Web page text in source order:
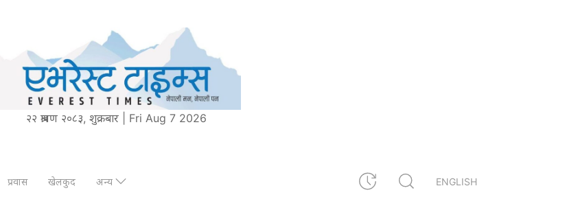
२२ श्रावण २०८३, शुक्रबार | Fri Aug 7 2026
प्रवास खेलकुद अन्य ENGLISH